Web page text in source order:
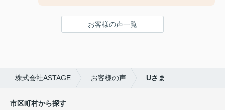
ってます！
ありがとうございました(^^♪
お客様の声一覧
株式会社ASTAGE お客様の声 Uさま
市区町村から探す